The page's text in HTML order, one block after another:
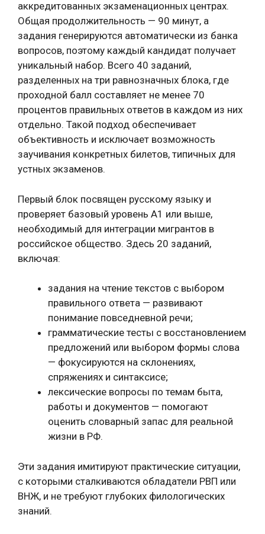
аккредитованных экзаменационных центрах.
Общая продолжительность — 90 минут, а
задания генерируются автоматически из банка
вопросов, поэтому каждый кандидат получает
уникальный набор. Всего 40 заданий,
разделенных на три равнозначных блока, где
проходной балл составляет не менее 70
процентов правильных ответов в каждом из них
отдельно. Такой подход обеспечивает
объективность и исключает возможность
заучивания конкретных билетов, типичных для
устных экзаменов.
Первый блок посвящен русскому языку и
проверяет базовый уровень А1 или выше,
необходимый для интеграции мигрантов в
российское общество. Здесь 20 заданий,
включая:
задания на чтение текстов с выбором
правильного ответа — развивают
понимание повседневной речи;
грамматические тесты с восстановлением
предложений или выбором формы слова
— фокусируются на склонениях,
спряжениях и синтаксисе;
лексические вопросы по темам быта,
работы и документов — помогают
оценить словарный запас для реальной
жизни в РФ.
Эти задания имитируют практические ситуации,
с которыми сталкиваются обладатели РВП или
ВНЖ, и не требуют глубоких филологических
знаний.